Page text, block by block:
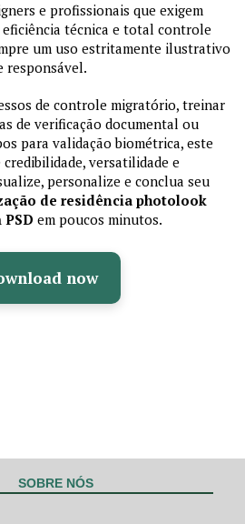
e profissionais que exigem
técnica e total controle
um uso estritamente ilustrativo
responsável.
de controle migratório, treinar
de verificação documental ou
para validação biométrica, este
versatilidade e
personalize e conclua seu
de residência photolook
em poucos minutos.
now
SOBRE NÓS